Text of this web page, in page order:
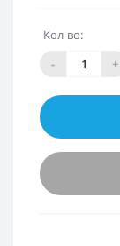
Кол-во:
-
+